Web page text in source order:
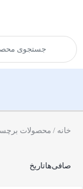
خانه / محصولات
صافی‌هاتاریخ